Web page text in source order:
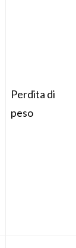
Perdita di
peso